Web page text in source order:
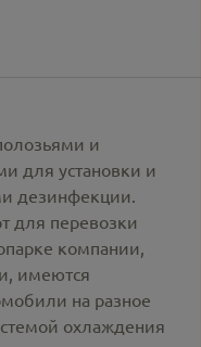
и
для установки и
дезинфекции.
для перевозки
компании,
имеются
на разное
охлаждения